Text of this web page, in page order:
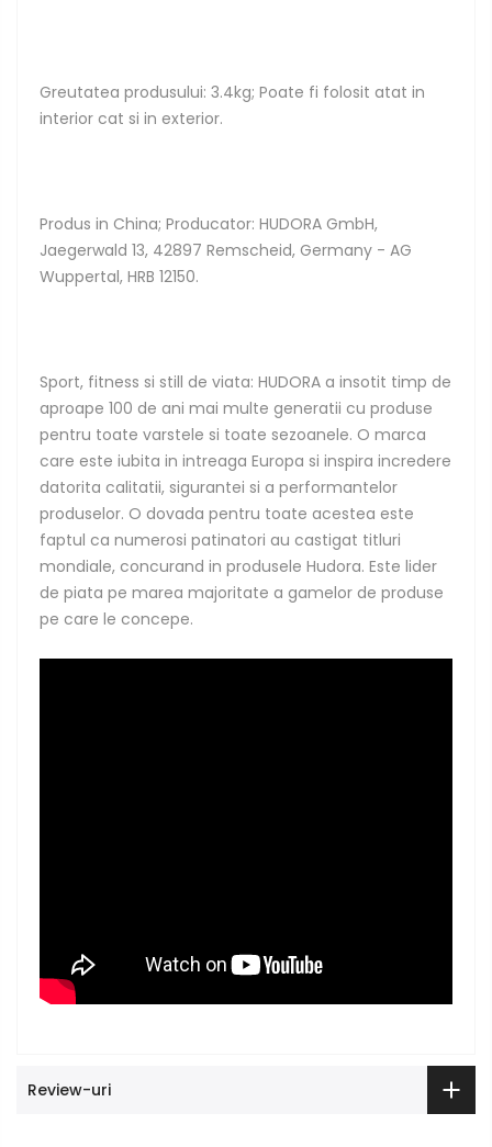
Greutatea produsului: 3.4kg; Poate fi folosit atat in
interior cat si in exterior.
Produs in China; Producator: HUDORA GmbH,
Jaegerwald 13, 42897 Remscheid, Germany - AG
Wuppertal, HRB 12150.
Sport, fitness si still de viata: HUDORA a insotit timp de
aproape 100 de ani mai multe generatii cu produse
pentru toate varstele si toate sezoanele. O marca
care este iubita in intreaga Europa si inspira incredere
datorita calitatii, sigurantei si a performantelor
produselor. O dovada pentru toate acestea este
faptul ca numerosi patinatori au castigat titluri
mondiale, concurand in produsele Hudora. Este lider
de piata pe marea majoritate a gamelor de produse
pe care le concepe.
Review-uri